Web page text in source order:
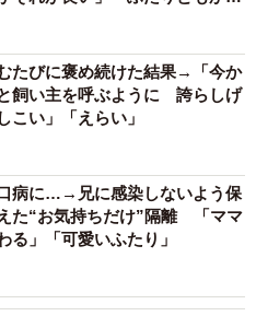
たびに褒め続けた結果→「今か
飼い主を呼ぶように 誇らしげ
こい」「えらい」
病に…→兄に感染しないよう保
た“お気持ちだけ”隔離 「ママ
る」「可愛いふたり」